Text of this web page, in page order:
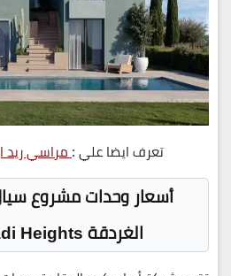
تعرف ايضا علي :مراسي ريد
أسعار وحدات مشروع
الغردقة Siyal Makadi Heights